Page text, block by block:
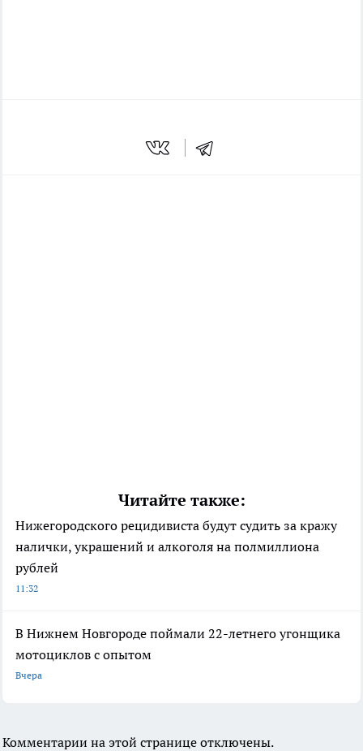
Читайте также:
Нижегородского рецидивиста будут судить за кражу
налички, украшений и алкоголя на полмиллиона
рублей
11:32
В Нижнем Новгороде поймали 22-летнего угонщика
мотоциклов с опытом
Вчера
Комментарии на этой странице отключены.